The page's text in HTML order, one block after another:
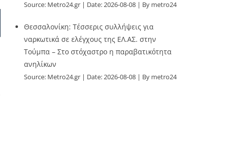
Source: Metro24.gr Date: 2026-08-08 By metro24
Θεσσαλονίκη: Τέσσερις συλλήψεις για
ναρκωτικά σε ελέγχους της ΕΛ.ΑΣ. στην
Τούμπα – Στο στόχαστρο η παραβατικότητα
ανηλίκων
Source: Metro24.gr Date: 2026-08-08 By metro24